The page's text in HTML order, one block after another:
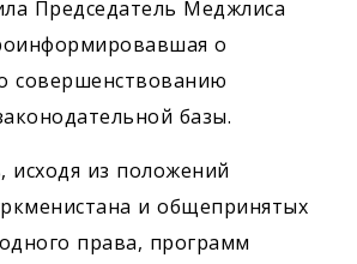
Председатель Меджлиса
о
совершенствованию
базы.
исходя из положений
и общепринятых
права, программ